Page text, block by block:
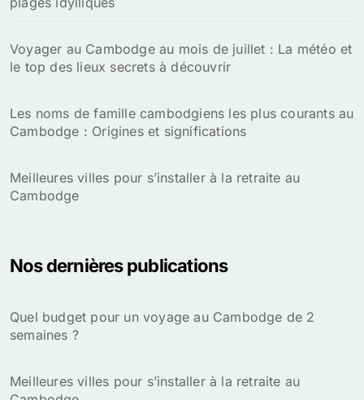
Voyager au Cambodge au mois de juillet : La météo et
le top des lieux secrets à découvrir
Les noms de famille cambodgiens les plus courants au
Cambodge : Origines et significations
Meilleures villes pour s’installer à la retraite au
Cambodge
Nos dernières publications
Quel budget pour un voyage au Cambodge de 2
semaines ?
Meilleures villes pour s’installer à la retraite au